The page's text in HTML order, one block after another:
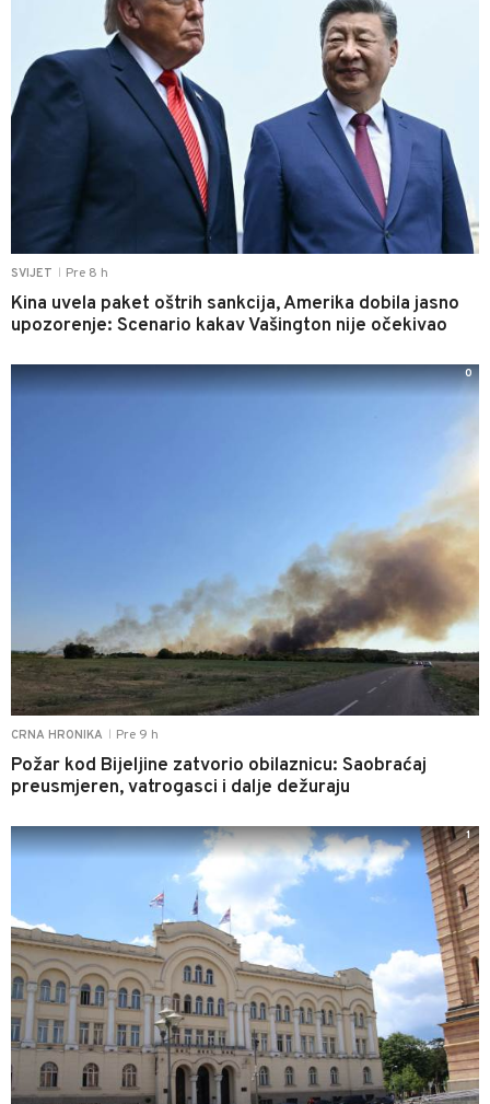
SVIJET Pre 8 h
Kina uvela paket oštrih sankcija, Amerika dobila jasno
upozorenje: Scenario kakav Vašington nije očekivao
CRNA HRONIKA Pre 9 h
Požar kod Bijeljine zatvorio obilaznicu: Saobraćaj
preusmjeren, vatrogasci i dalje dežuraju
0
1